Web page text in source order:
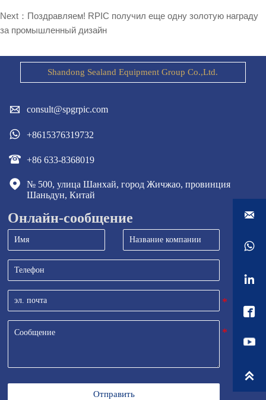
Next： Поздравляем! RPIC получил еще одну золотую награду
за промышленный дизайн
Shandong Sealand Equipment Group Co.,Ltd.
 consult@spgrpic.com
 +8615376319732
 +86 633-8368019

№ 500, улица Шанхай, город Жичжао, провинция
Шаньдун, Китай
Онлайн-сообщение
Отправить




